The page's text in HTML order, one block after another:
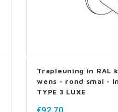
Trapleuning in RAL
wens - rond smal -
TYPE 3 LUXE